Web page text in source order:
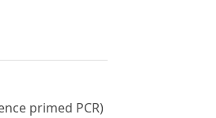
primed PCR)